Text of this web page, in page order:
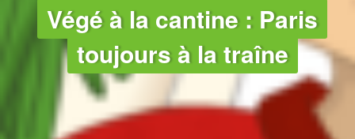
Végé à la cantine : Paris
toujours à la traîne